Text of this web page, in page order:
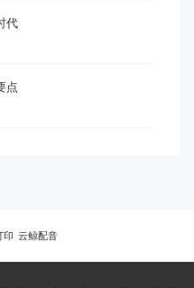
代
点
印 云鲸配音